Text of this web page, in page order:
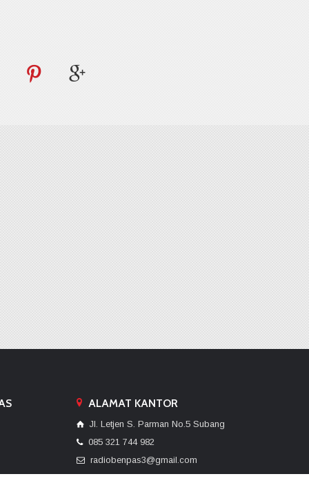
ALAMAT KANTOR
Jl. Letjen S. Parman No.5 Subang
085 321 744 982
radiobenpas3@gmail.com